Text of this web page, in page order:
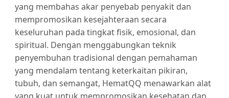
yang membahas akar penyebab penyakit dan
mempromosikan kesejahteraan secara
keseluruhan pada tingkat fisik, emosional, dan
spiritual. Dengan menggabungkan teknik
penyembuhan tradisional dengan pemahaman
yang mendalam tentang keterkaitan pikiran,
tubuh, dan semangat, HematQQ menawarkan alat